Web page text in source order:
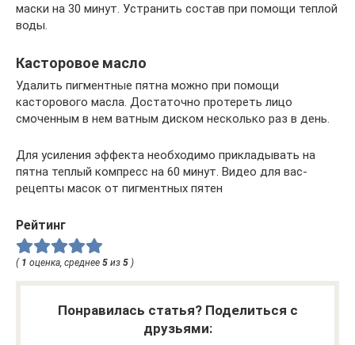
маски на 30 минут. Устранить состав при помощи теплой
воды.
Касторовое масло
Удалить пигментные пятна можно при помощи
касторового масла. Достаточно протереть лицо
смоченным в нем ватным диском несколько раз в день.
Для усиления эффекта необходимо прикладывать на
пятна теплый компресс на 60 минут. Видео для вас-
рецепты масок от пигментных пятен
Рейтинг
( 1 оценка, среднее 5 из 5 )
Понравилась статья? Поделиться с
друзьями: